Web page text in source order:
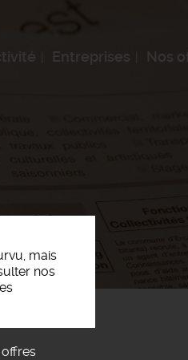
Entreprises Nos
mais
nos